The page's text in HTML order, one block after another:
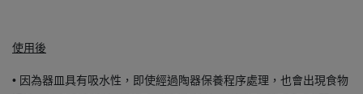
使用後
• 因為器皿具有吸水性，即使經過陶器保養程序處理，也會出現食物